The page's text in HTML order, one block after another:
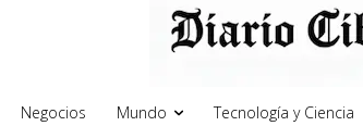
Negocios Mundo Tecnología y Ciencia